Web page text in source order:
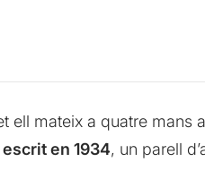
mateix a quatre mans
en 1934, un parell